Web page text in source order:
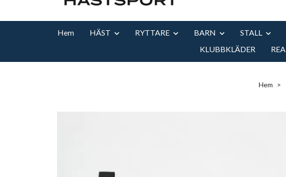
Hem HÄST RYTTARE BARN STALL
KLUBBKLÄDER
REA
Hem